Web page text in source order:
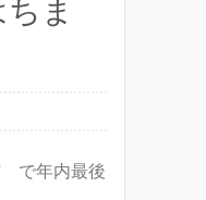
ま
で年内最後